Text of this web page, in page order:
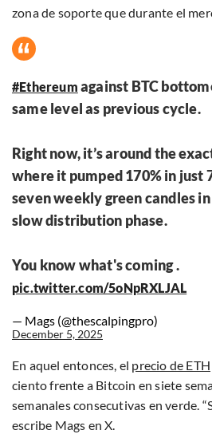
zona de soporte que durante el
#Ethereum against BTC
same level as previous cycle.
Right now, it’s around the
where it pumped 170% in just
seven weekly green candles
slow distribution phase.
You know what's coming .
pic.twitter.com/5oNpRXLJAL
— Mags (@thescalpingpro)
December 5, 2025
En aquel entonces, el precio de ETH
ciento frente a Bitcoin en siete
semanales consecutivas en verde.
escribe Mags en X.